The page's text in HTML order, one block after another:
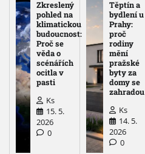
Zkreslený
pohled na
klimatickou
budoucnost:
Proč se
věda o
scénářích
ocitla v
pasti
Ks
15. 5.
2026
0
Těptín a
bydlení u
Prahy:
proč
rodiny
mění
pražské
byty za
domy se
zahradou
Ks
14. 5.
2026
0